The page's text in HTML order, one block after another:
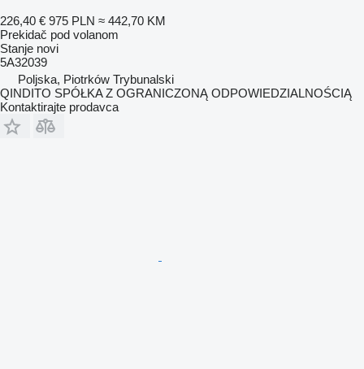
226,40 € 975 PLN ≈ 442,70 KM
Prekidač pod volanom
Stanje novi
5A32039
Poljska, Piotrków Trybunalski
QINDITO SPÓŁKA Z OGRANICZONĄ ODPOWIEDZIALNOŚCIĄ
Kontaktirajte prodavca